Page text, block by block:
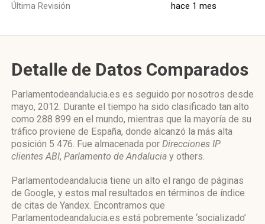
Última Revisión hace 1 mes
Detalle de Datos Comparados
Parlamentodeandalucia.es es seguido por nosotros desde
mayo, 2012. Durante el tiempo ha sido clasificado tan alto
como 288 899 en el mundo, mientras que la mayoría de su
tráfico proviene de España, donde alcanzó la más alta
posición 5 476. Fue almacenada por Direcciones IP
clientes ABI, Parlamento de Andalucia y others.
Parlamentodeandalucia tiene un alto el rango de páginas
de Google, y estos mal resultados en términos de índice
de citas de Yandex. Encontramos que
Parlamentodeandalucia.es está pobremente ‘socializado’